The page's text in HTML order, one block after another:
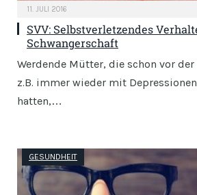
11. JULI 2016
SVV: Selbstverletzendes
Schwangerschaft
Werdende Mütter, die schon vor
z.B. immer wieder mit
hatten,…
GESUNDHEIT